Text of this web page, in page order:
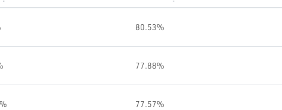
77.88%
80.53%
77.57%